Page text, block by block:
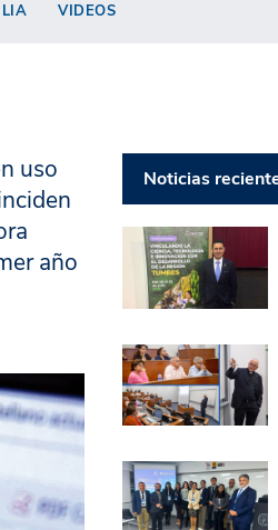
VIDEOS
uso
año
Noticias